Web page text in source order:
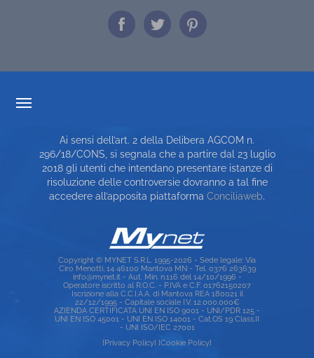
CARTA DEI SERVIZI
TOP RICERCHE
SITE MAP
Ai sensi dell’art. 2 della Delibera AGCOM n.
296/18/CONS, si segnala che a partire dal 23 luglio
2018 gli utenti che intendano presentare istanze di
risoluzione delle controversie dovranno a tal fine
accedere all’apposita piattaforma Conciliaweb.
Copyright © MYNET S.R.L. 1995-2026 - Sede legale: Via
Ciro Menotti, 14 46100 Mantova MN - Tel. 0376 263639
info@mynet.it - Aut. Min. n.116 del 14/10/1996 -
Operatore iscritto al R.O.C. - P.IVA e C.F. 01762150207
Iscrizione alla C.C.I.A.A. di Mantova REA 180021 il
22/12/1995 - Capitale sociale I.V. 12.000.000€
AZIENDA CERTIFICATA UNI EN ISO 9001 - UNI/PDR 125 -
UNI EN ISO 45001 - UNI EN ISO 14001 - Cat.OS 19 Class.II
- UNI ISO/IEC 27001
[Privacy Policy] [Cookie Policy]